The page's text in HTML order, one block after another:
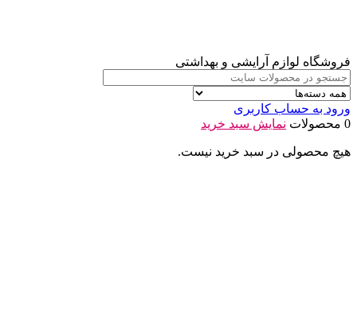
فروشگاه لوازم آرایشی و بهداشتی
ورود به حساب کاربری
0 محصولات
نمایش سبد خرید
هیچ محصولی در سبد خرید نیست.